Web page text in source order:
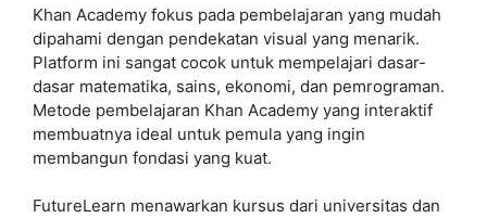
Khan Academy fokus pada pembelajaran yang mudah
dipahami dengan pendekatan visual yang menarik.
Platform ini sangat cocok untuk mempelajari dasar-
dasar matematika, sains, ekonomi, dan pemrograman.
Metode pembelajaran Khan Academy yang interaktif
membuatnya ideal untuk pemula yang ingin
membangun fondasi yang kuat.
FutureLearn menawarkan kursus dari universitas dan